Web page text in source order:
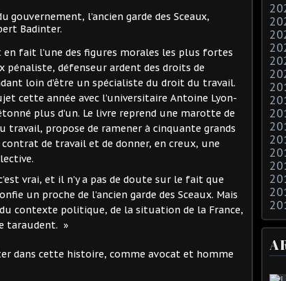
gouvernement, l’ancien garde des Sceaux,
Badinter.
fait l’une des figures morales les plus fortes
pénaliste, défenseur ardent des droits de
loin d’être un spécialiste du droit du travail.
cette année avec l’universitaire Antoine Lyon-
plus d’un. Le livre reprend une marotte de
propose de ramener à cinquante grands
de travail et de donner, en creux, une
vrai, et il n’y a pas de doute sur le fait que
un proche de l’ancien garde des Sceaux. Mais
contexte politique, de la situation de la France,
taraudent. »
dans cette histoire, comme avocat et homme